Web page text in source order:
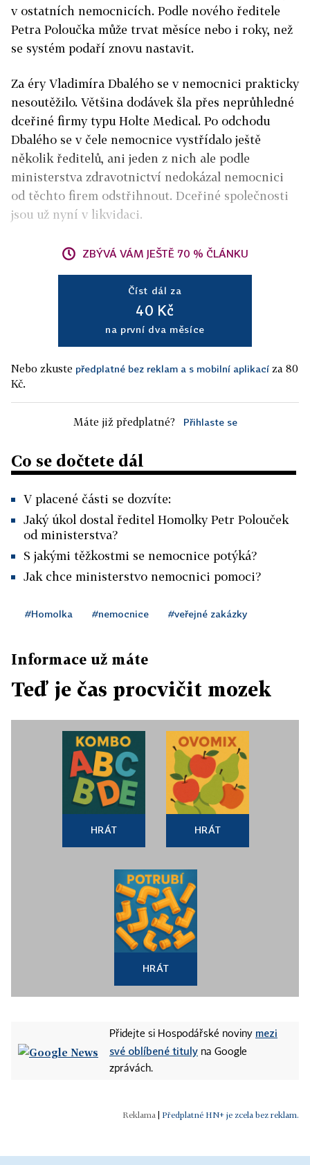
v ostatních nemocnicích. Podle nového ředitele
Petra Poloučka může trvat měsíce nebo i roky, než
se systém podaří znovu nastavit.
Za éry Vladimíra Dbalého se v nemocnici prakticky
nesoutěžilo. Většina dodávek šla přes neprůhledné
dceřiné firmy typu Holte Medical. Po odchodu
Dbalého se v čele nemocnice vystřídalo ještě
několik ředitelů, ani jeden z nich ale podle
ministerstva zdravotnictví nedokázal nemocnici
od těchto firem odstřihnout. Dceřiné společnosti
jsou už nyní v likvidaci.
ZBÝVÁ VÁM JEŠTĚ 70 % ČLÁNKU
Číst dál za
40 Kč
na první dva měsíce
Nebo zkuste předplatné bez reklam a s mobilní aplikací za 80
Kč.
Máte již předplatné? Přihlaste se
Co se dočtete dál
V placené části se dozvíte:
Jaký úkol dostal ředitel Homolky Petr Polouček
od ministerstva?
S jakými těžkostmi se nemocnice potýká?
Jak chce ministerstvo nemocnici pomoci?
#Homolka #nemocnice #veřejné zakázky
Informace už máte
Teď je čas procvičit mozek
HRÁT HRÁT
HRÁT
Přidejte si Hospodářské noviny mezi
své oblíbené tituly na Google
zprávách.
Předplatné HN+ je zcela bez reklam.